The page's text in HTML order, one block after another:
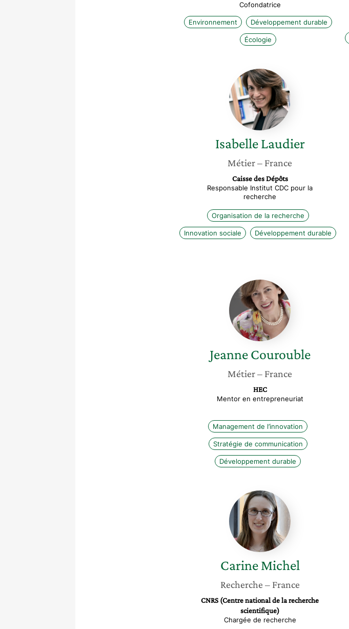
Cofondatrice
Environnement Développement durable
Écologie
Isabelle
Laudier
Isabelle Laudier
Métier– France
Caisse des Dépôts
Responsable Institut CDC pour la
recherche
Organisation de la recherche
Innovation sociale Développement durable
Jeanne
Courouble
Jeanne Courouble
Métier– France
HEC
Mentor en entrepreneuriat
Management de l’innovation
Stratégie de communication
Développement durable
Carine
Michel
Carine Michel
Recherche – France
CNRS (Centre national de la recherche
scientifique)
Chargée de recherche